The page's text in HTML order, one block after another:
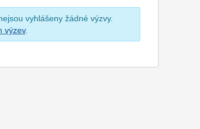
vyhlášeny žádné výzvy.
výzev.